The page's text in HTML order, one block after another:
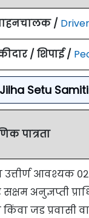
/ Driver
/ शिपाई /
Setu
पात्रता
उत्तीर्ण आवश्यक
अनुज्ञप्ती
जड प्रवासी